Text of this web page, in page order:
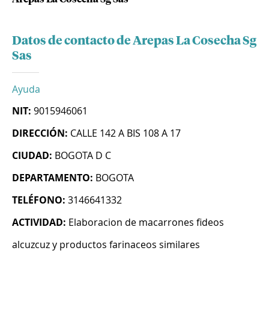
Datos de contacto de Arepas La Cosecha Sg
Sas
Ayuda
NIT: 9015946061
DIRECCIÓN: CALLE 142 A BIS 108 A 17
CIUDAD: BOGOTA D C
DEPARTAMENTO: BOGOTA
TELÉFONO: 3146641332
ACTIVIDAD: Elaboracion de macarrones fideos
alcuzcuz y productos farinaceos similares